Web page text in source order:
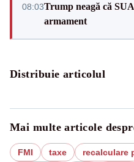
08:03Trump neagă că
armament
Distribuie articolul
Mai multe articole
FMI taxe recalculare